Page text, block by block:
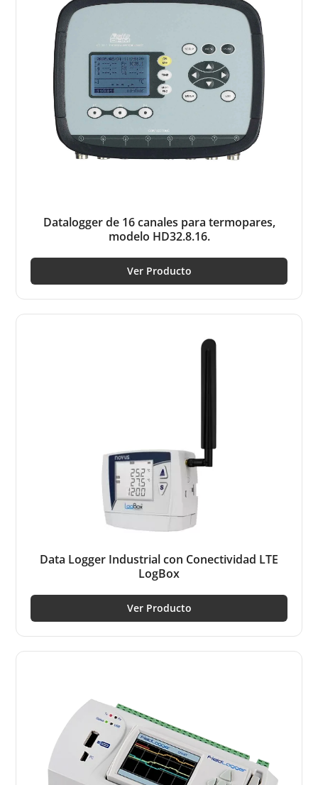
Datalogger de 16 canales para termopares,
modelo HD32.8.16.
Ver Producto
Data Logger Industrial con Conectividad LTE
LogBox
Ver Producto